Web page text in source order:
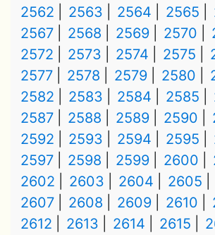
2562
2563 2564 2565
2567
2568 2569 2570
2572
2573 2574 2575
2577
2578 2579 2580
2582
2583 2584 2585
2587
2588 2589 2590
2592
2593 2594 2595
2597
2598 2599 2600
2602
2603 2604 2605
2607
2608 2609 2610
2612
2613 2614 2615